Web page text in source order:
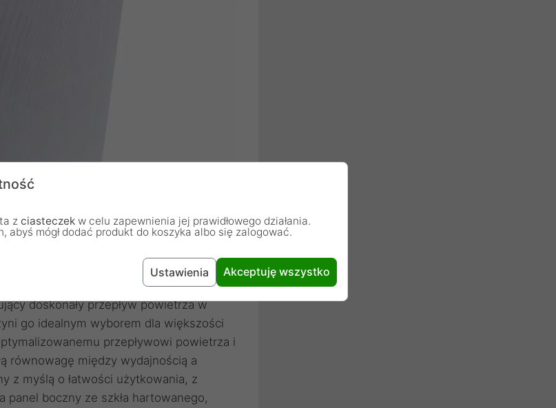
doskonały przepływ powietrza w
go idealnym wyborem dla większości
przepływowi powietrza i
równowagę między wydajnością a
z myślą o łatwości użytkowania, z
panel boczny ze szkła hartowanego,
z ciasteczek w celu zapewnienia jej prawidłowego działania.
abyś mógł dodać produkt do koszyka albo się zalogować.
Ustawienia Akceptuję wszystko